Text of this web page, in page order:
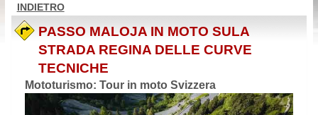
INDIETRO
PASSO MALOJA IN MOTO SULA
STRADA REGINA DELLE CURVE
TECNICHE
Mototurismo: Tour in moto Svizzera